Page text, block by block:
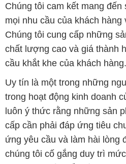
Chúng tôi cam kết mang
mọi nhu cầu của khách
Chúng tôi cung cấp những
chất lượng cao và giá thành
cầu khắt khe của khách hàng.
Uy tín là một trong những
trong hoạt động kinh doanh
luôn ý thức rằng những sản
cấp cần phải đáp ứng tiêu
ứng yêu cầu và làm hài lòng
chúng tôi cố gắng duy trì